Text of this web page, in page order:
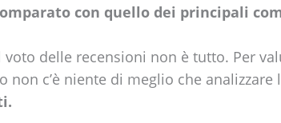
con quello dei principali
voto delle recensioni non è tutto. Per
non c’è niente di meglio che analizzare